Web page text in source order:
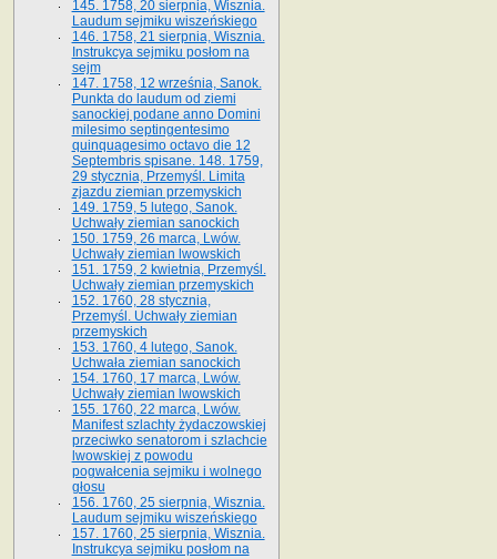
145. 1758, 20 sierpnia, Wisznia.
Laudum sejmiku wiszeńskiego
146. 1758, 21 sierpnia, Wisznia.
Instrukcya sejmiku posłom na
sejm
147. 1758, 12 września, Sanok.
Punkta do laudum od ziemi
sanockiej podane anno Domini
milesimo septingentesimo
quinquagesimo octavo die 12
Septembris spisane. 148. 1759,
29 stycznia, Przemyśl. Limita
zjazdu ziemian przemyskich
149. 1759, 5 lutego, Sanok.
Uchwały ziemian sanockich
150. 1759, 26 marca, Lwów.
Uchwały ziemian lwowskich
151. 1759, 2 kwietnia, Przemyśl.
Uchwały ziemian przemyskich
152. 1760, 28 stycznia,
Przemyśl. Uchwały ziemian
przemyskich
153. 1760, 4 lutego, Sanok.
Uchwała ziemian sanockich
154. 1760, 17 marca, Lwów.
Uchwały ziemian lwowskich
155. 1760, 22 marca, Lwów.
Manifest szlachty żydaczowskiej
przeciwko senatorom i szlachcie
lwowskiej z po­wodu
pogwałcenia sejmiku i wolnego
głosu
156. 1760, 25 sierpnia, Wisznia.
Laudum sejmiku wiszeńskiego
157. 1760, 25 sierpnia, Wisznia.
Instrukcya sejmiku posłom na